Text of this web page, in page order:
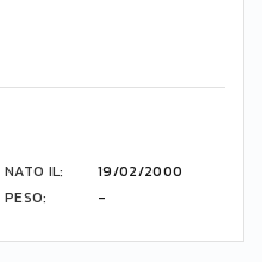
NATO IL:
19/02/2000
PESO: -